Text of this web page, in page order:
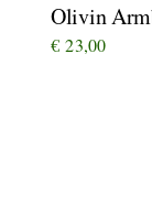
Olivin
€ 23,00